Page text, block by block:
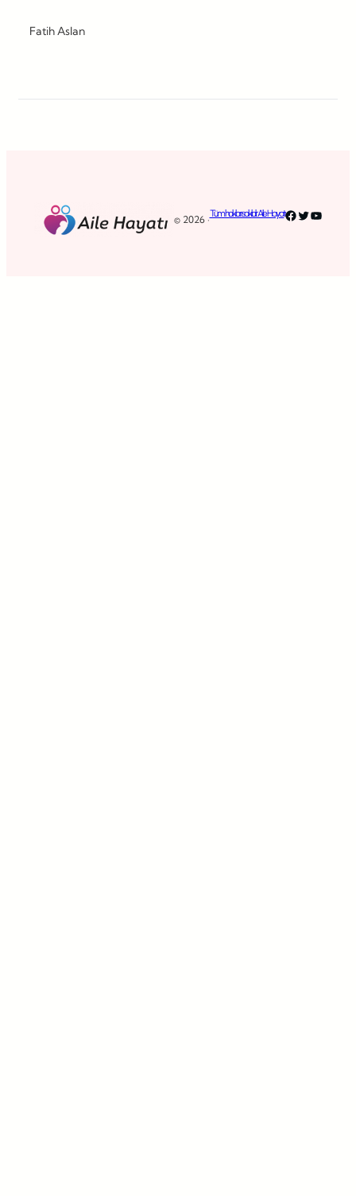
Fatih Aslan
© 2026 ·
Tüm hakları saklıdır. Aile HayatıFacebook
Twitter